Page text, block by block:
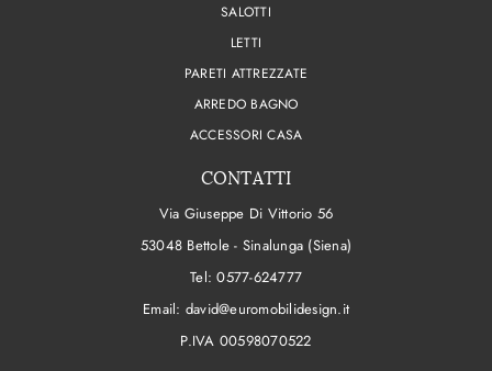
SALOTTI
LETTI
PARETI ATTREZZATE
ARREDO BAGNO
ACCESSORI CASA
CONTATTI
Via Giuseppe Di Vittorio 56
53048 Bettole - Sinalunga (Siena)
Tel:0577-624777
Email: david@euromobilidesign.it
P.IVA 00598070522